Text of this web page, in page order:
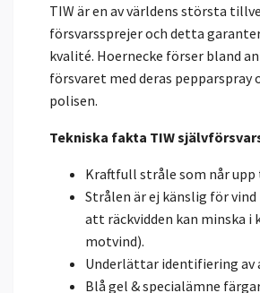
TIW är en av världens största
försvarssprejer och detta
kvalité. Hoernecke förser bland
försvaret med deras pepparspray
polisen.
Tekniska fakta TIW
Kraftfull stråle som når
Strålen är ej känslig för vind
att räckvidden kan minska i
motvind).
Underlättar identifiering av
Blå gel & specialämne